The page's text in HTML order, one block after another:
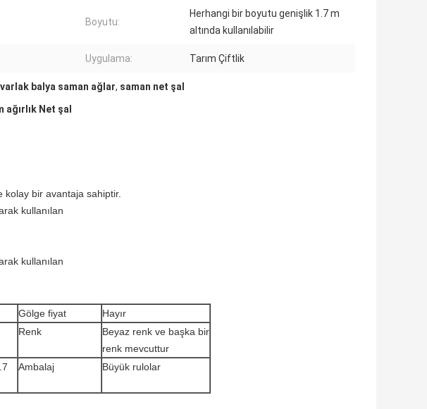
Boyutu:
Herhangi bir boyutu genişlik 1.7 m
altında kullanılabilir
Uygulama: Tarım Çiftlik
balya saman ağlar, saman net şal
ağırlık Net şal
kolay bir avantaja sahiptir.
kullanılan
kullanılan
Gölge fiyat
Hayır
Renk
Beyaz renk ve başka bir
renk mevcuttur
Ambalaj Büyük rulolar